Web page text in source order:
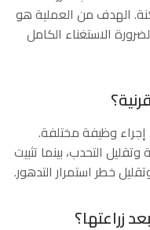
الهدف من العملية هو
الاستغناء الكامل
إجراء وظيفة مختلفة.
التحدب، بينما تثبيت
خطر استمرار التدهور.
زراعتها؟